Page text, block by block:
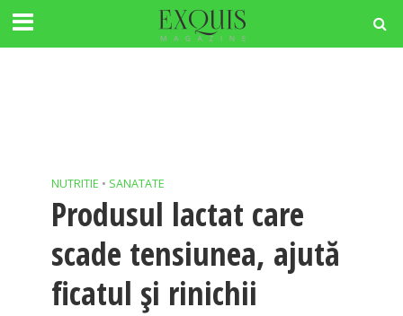
NUTRITIE • SANATATE
Produsul lactat care
scade tensiunea, ajută
ficatul și rinichii